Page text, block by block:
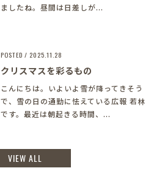
ましたね。昼間は日差しが...
POSTED / 2025.11.28
クリスマスを彩るもの
こんにちは。いよいよ雪が降ってきそう
で、雪の日の通勤に怯えている広報 若林
です。最近は朝起きる時間、...
VIEW ALL